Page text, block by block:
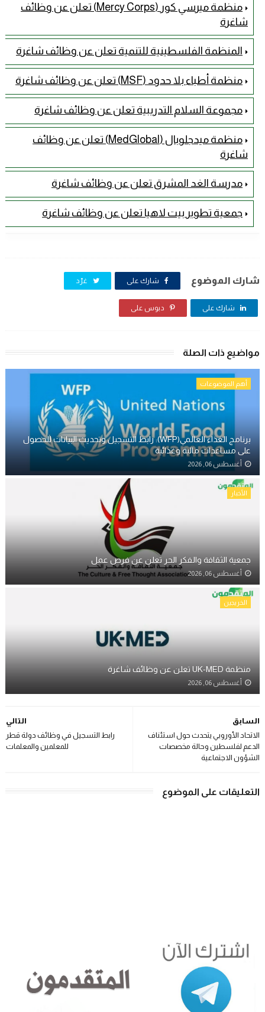
منظمة ميرسي كور (Mercy Corps) تعلن عن وظائف
شاغرة
المنظمة الفلسطينية للتنمية تعلن عن وظائف شاغرة
منظمة أطباء بلا حدود (MSF) تعلن عن وظائف شاغرة
مجموعة السلام التدريبية تعلن عن وظائف شاغرة
منظمة ميدجلوبال (MedGlobal) تعلن عن وظائف
شاغرة
مدرسة الغد المشرق تعلن عن وظائف شاغرة
جمعية تطوير بيت لاهيا تعلن عن وظائف شاغرة
شارك الموضوع شارك على غرّد
شارك على دبوس على
مواضيع ذات الصلة
أهم الموضوعات
برنامج الغذاء العالمي(WFP): رابط التسجيل وتحديث البيانات للحصول
على مساعدات مالية وغذائية
أغسطس 06, 2026
الأخبار
جمعية الثقافة والفكر الحر تعلن عن فرص عمل
أغسطس 06, 2026
الخريجين
منظمة UK-MED تعلن عن وظائف شاغرة
أغسطس 06, 2026
التالي
رابط التسجيل في وظائف دولة قطر
للمعلمين والمعلمات
السابق
الاتحاد الأوروبي يتحدث حول استئناف
الدعم لفلسطين وحالة مخصصات
الشؤون الاجتماعية
التعليقات على الموضوع